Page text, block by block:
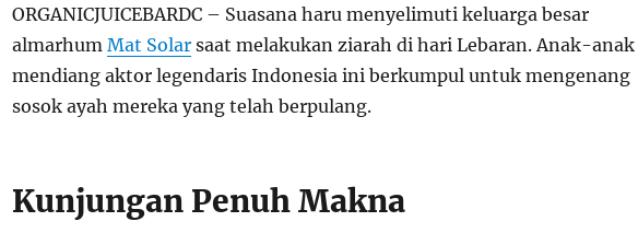
ORGANICJUICEBARDC – Suasana haru menyelimuti keluarga besar
almarhum Mat Solarsaat melakukan ziarah di hari Lebaran. Anak-anak
mendiang aktor legendaris Indonesia ini berkumpul untuk mengenang
sosok ayah mereka yang telah berpulang.
Kunjungan Penuh Makna